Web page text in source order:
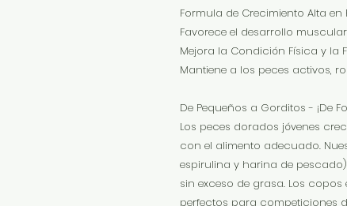
Formula de Crecimiento Alta en
Favorece el desarrollo
Mejora la Condición Física y la
Mantiene a los peces activos,
De Pequeños a Gorditos - ¡De
Los peces dorados jóvenes
con el alimento adecuado.
espirulina y harina de
sin exceso de grasa. Los
perfectos para competiciones